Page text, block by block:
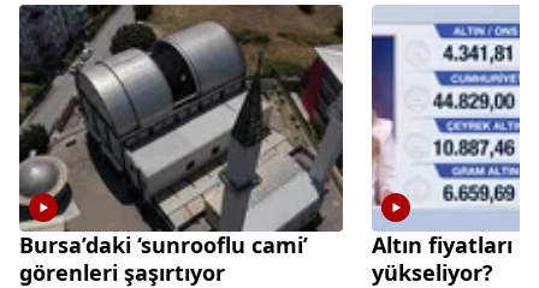
Bursa’daki ‘sunrooflu cami’
görenleri şaşırtıyor
Altın fiyatları
yükseliyor?